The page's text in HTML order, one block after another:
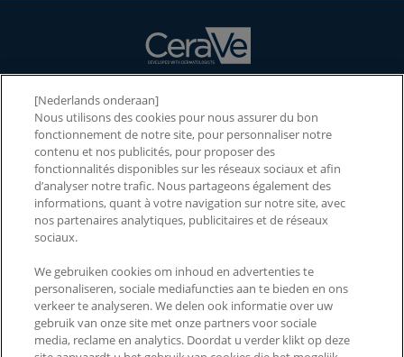
NOS PRODUITS
NOS INGRÉDIENTS
NOTRE MARQUE
2026 CERAWARDS
CONTACTEZ-NOUS PAYS ET RÉGIONS
ACCESSIBILITÉ
MENTIONS LÉGALES POLITIQUE DE
[Nederlands onderaan]
Nous utilisons des cookies pour nous assurer du bon
fonctionnement de notre site, pour personnaliser notre
contenu et nos publicités, pour proposer des
fonctionnalités disponibles sur les réseaux sociaux et afin
d’analyser notre trafic. Nous partageons également des
informations, quant à votre navigation sur notre site, avec
nos partenaires analytiques, publicitaires et de réseaux
sociaux.
We gebruiken cookies om inhoud en advertenties te
personaliseren, sociale mediafuncties aan te bieden en ons
verkeer te analyseren. We delen ook informatie over uw
gebruik van onze site met onze partners voor sociale
media, reclame en analytics. Doordat u verder klikt op deze